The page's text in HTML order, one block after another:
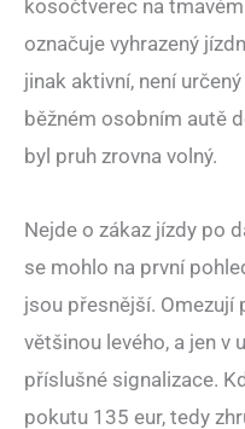
kosočtverec na
označuje vyhrazený
jinak aktivní, není
běžném osobním autě
byl pruh zrovna volný.
Nejde o zákaz jízdy po
se mohlo na první
jsou přesnější. Omezují
většinou levého, a jen v
příslušné signalizace.
pokutu 135 eur, tedy